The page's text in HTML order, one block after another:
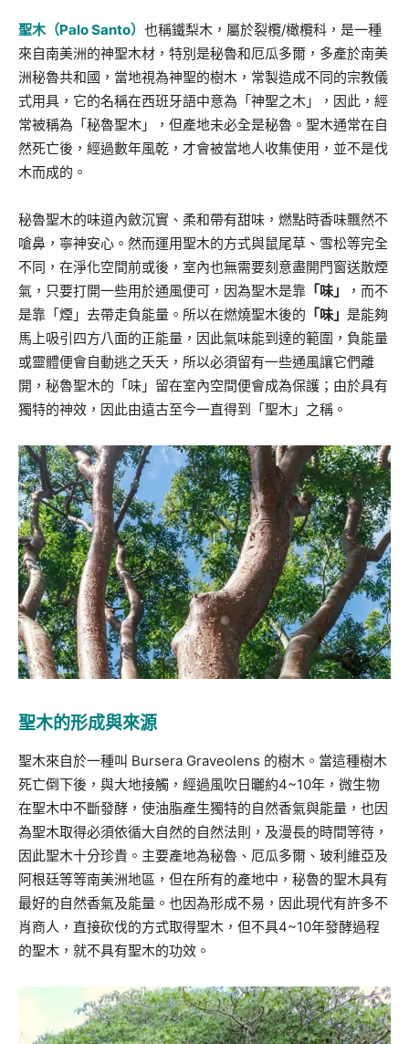
聖木（Palo Santo） 也稱鐵梨木，屬於裂欖/橄欖科，是一種
來自南美洲的神聖木材，特別是秘魯和厄瓜多爾，多產於南美
洲秘魯共和國，當地視為神聖的樹木，常製造成不同的宗教儀
式用具，它的名稱在西班牙語中意為「神聖之木」，因此，經
常被稱為「秘魯聖木」，但產地未必全是秘魯。聖木通常在自
然死亡後，經過數年風乾，才會被當地人收集使用，並不是伐
木而成的。
秘魯聖木的味道內斂沉實、柔和帶有甜味，燃點時香味飄然不
嗆鼻，寧神安心。然而運用聖木的方式與鼠尾草、雪松等完全
不同，在淨化空間前或後，室內也無需要刻意盡開門窗送散煙
氣，只要打開一些用於通風便可，因為聖木是靠 「味」
，而不
是靠「煙」去帶走負能量。所以在燃燒聖木後的 「味」 是能夠
馬上吸引四方八面的正能量，因此氣味能到達的範圍，負能量
或靈體便會自動逃之夭夭，所以必須留有一些通風讓它們離
開，秘魯聖木的「味」留在室內空間便會成為保護；由於具有
獨特的神效，因此由遠古至今一直得到「聖木」之稱。
聖木的形成與來源
聖木來自於一種叫 Bursera Graveolens 的樹木。當這種樹木
死亡倒下後，與大地接觸，經過風吹日曬約4~10年，微生物
在聖木中不斷發酵，使油脂產生獨特的自然香氣與能量，也因
為聖木取得必須依循大自然的自然法則，及漫長的時間等待，
因此聖木十分珍貴。主要產地為秘魯、厄瓜多爾、玻利維亞及
阿根廷等等南美洲地區，但在所有的產地中，秘魯的聖木具有
最好的自然香氣及能量。也因為形成不易，因此現代有許多不
肖商人，直接砍伐的方式取得聖木，但不具4~10年發酵過程
的聖木，就不具有聖木的功效。